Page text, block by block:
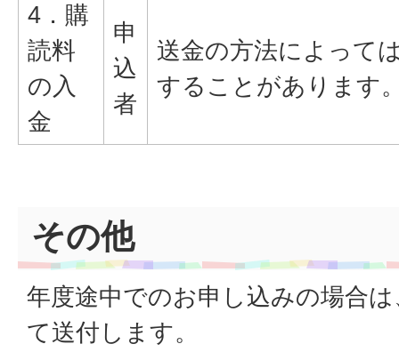
4．購
読料
の入
金
申
込
者
送金の方法によって
することがあります
その他
年度途中でのお申し込みの場合
て送付します。